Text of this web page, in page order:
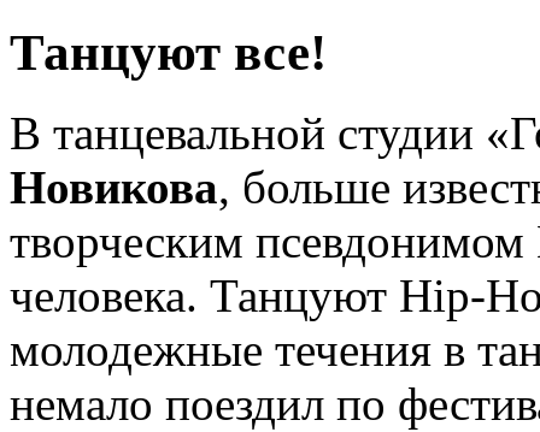
Танцуют все!
В танцевальной студии
Новикова, больше
творческим псевдонимом
человека. Танцуют Hip-
молодежные течения в
немало поездил по